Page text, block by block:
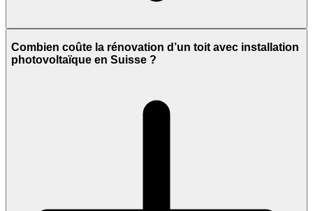
Combien coûte la rénovation d’un toit avec installation
photovoltaïque en Suisse ?